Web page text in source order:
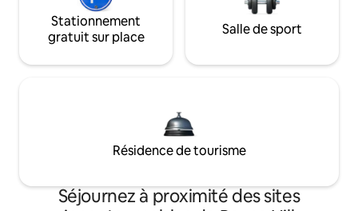
Stationnement
gratuit sur place
Salle de sport
Résidence de tourisme
Séjournez à proximité des sites